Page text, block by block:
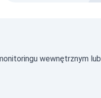
wewnętrznym lub